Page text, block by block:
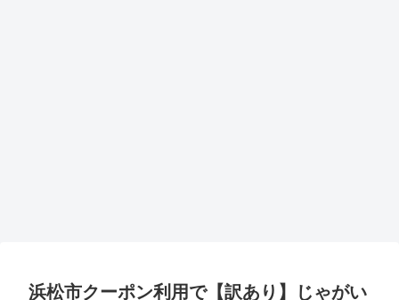
浜松市クーポン利用で【訳あり】じゃがい